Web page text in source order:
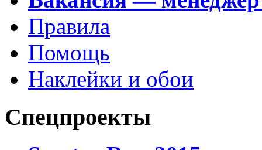
Правила
Помощь
Наклейки и обои
Спецпроекты